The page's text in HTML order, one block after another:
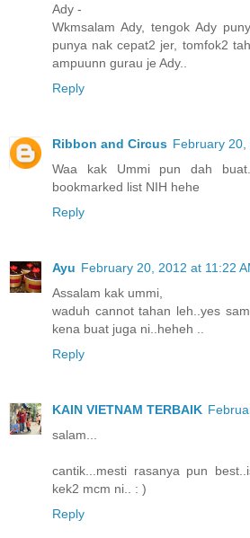
Ady -
Wkmsalam Ady, tengok Ady
punya nak cepat2 jer, tomfok2
ampuunn gurau je Ady..
Reply
Ribbon and Circus February 20,
Waa kak Ummi pun dah
bookmarked list NIH hehe
Reply
Ayu February 20, 2012 at 11:22
Assalam kak ummi,
waduh cannot tahan leh..yes
kena buat juga ni..heheh ..
Reply
KAIN VIETNAM TERBAIK
salam...
cantik...mesti rasanya pun
kek2 mcm ni.. : )
Reply